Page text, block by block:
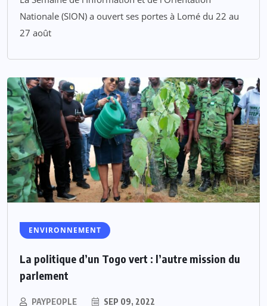
Nationale (SION) a ouvert ses portes à Lomé du 22 au
27 août
ENVIRONNEMENT
La politique d’un Togo vert : l’autre mission du
parlement
PAYPEOPLE SEP 09, 2022